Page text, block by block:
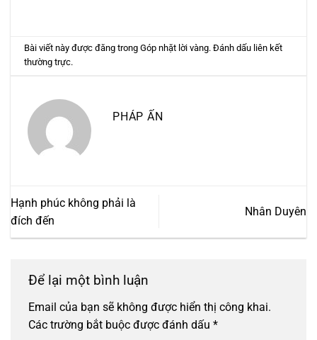
Bài viết này được đăng trongGóp nhặt lời vàng. Đánh dấu liên kết
thường trực.
PHÁP ẤN
Hạnh phúc không phải là
đích đến
Nhân Duyên
Để lại một bình luận
Email của bạn sẽ không được hiển thị công khai.
Các trường bắt buộc được đánh dấu *